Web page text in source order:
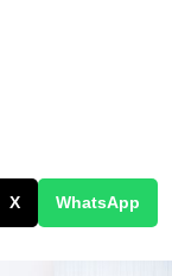
X WhatsApp